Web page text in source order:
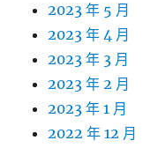
2023 年 5 月
2023 年 4 月
2023 年 3 月
2023 年 2 月
2023 年 1 月
2022 年 12 月